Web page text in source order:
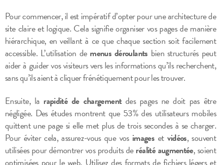
Pour commencer, il est impératif d’opter pour une architecture de
site claire et logique. Cela signifie organiser vos pages de manière
hiérarchique, en veillant à ce que chaque section soit facilement
accessible. L’utilisation de menus déroulants bien structurés peut
aider à guider vos visiteurs vers les informations qu’ils recherchent,
sans qu’ils aient à cliquer frénétiquement pour les trouver.
Ensuite, la rapidité de chargementdes pages ne doit pas être
négligée. Des études montrent que 53% des utilisateurs mobiles
quittent une page si elle met plus de trois secondes à se charger.
Pour éviter cela, assurez-vous que vos images et vidéos, souvent
utilisées pour démontrer vos produits deréalité augmentée, soient
optimisées pour le web. Utilisez des formats de fichiers légers et